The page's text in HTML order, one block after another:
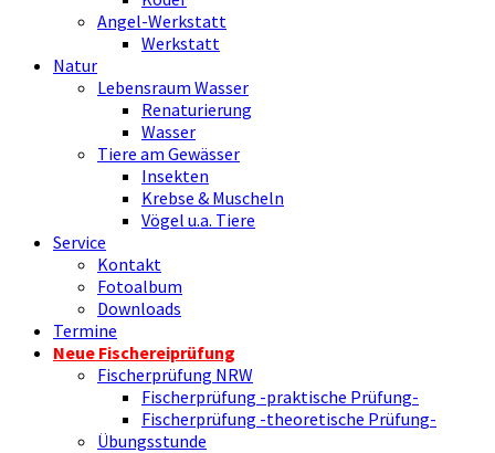
Angel-Werkstatt
Werkstatt
Natur
Lebensraum Wasser
Renaturierung
Wasser
Tiere am Gewässer
Insekten
Krebse & Muscheln
Vögel u.a. Tiere
Service
Kontakt
Fotoalbum
Downloads
Termine
Neue Fischereiprüfung
Fischerprüfung NRW
Fischerprüfung -praktische Prüfung-
Fischerprüfung -theoretische Prüfung-
Übungsstunde